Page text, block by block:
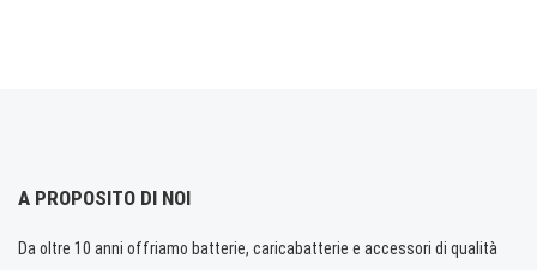
A PROPOSITO DI NOI
Da oltre 10 anni offriamo batterie, caricabatterie e accessori di qualità